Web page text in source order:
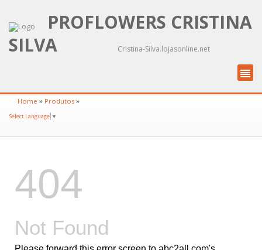
PROFLOWERS CRISTINA
SILVA
Cristina-Silva.lojasonline.net
Home » Produtos »
Select Language ▼